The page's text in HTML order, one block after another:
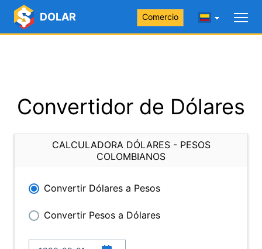
DOLAR Comercio
Convertidor de Dólares
CALCULADORA DÓLARES - PESOS
COLOMBIANOS
Convertir Dólares a Pesos
Convertir Pesos a Dólares